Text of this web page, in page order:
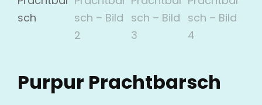
Purpur Prachtbarsch